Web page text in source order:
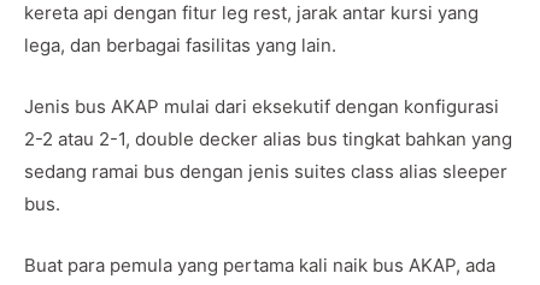
kereta api dengan fitur leg rest, jarak antar kursi yang
lega, dan berbagai fasilitas yang lain.
Jenis bus AKAP mulai dari eksekutif dengan konfigurasi
2-2 atau 2-1, double decker alias bus tingkat bahkan yang
sedang ramai bus dengan jenis suites class alias sleeper
bus.
Buat para pemula yang pertama kali naik bus AKAP, ada